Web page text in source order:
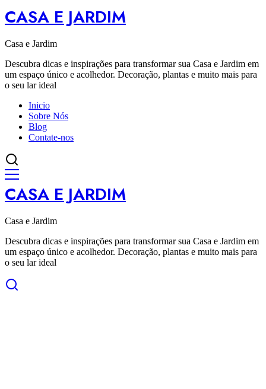
CASA E JARDIM
Casa e Jardim
Descubra dicas e inspirações para transformar sua Casa e Jardim em
um espaço único e acolhedor. Decoração, plantas e muito mais para
o seu lar ideal
Inicio
Sobre Nós
Blog
Contate-nos
CASA E JARDIM
Casa e Jardim
Descubra dicas e inspirações para transformar sua Casa e Jardim em
um espaço único e acolhedor. Decoração, plantas e muito mais para
o seu lar ideal